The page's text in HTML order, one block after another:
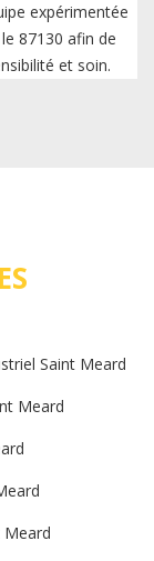
expérimentée
87130 afin de
et soin.
Saint Meard
Meard
Meard